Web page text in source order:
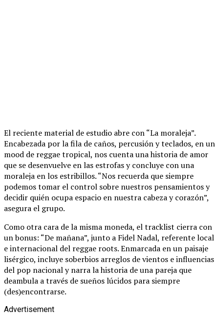
El reciente material de estudio abre con “La moraleja”.
Encabezada por la fila de caños, percusión y teclados, en un
mood de reggae tropical, nos cuenta una historia de amor
que se desenvuelve en las estrofas y concluye con una
moraleja en los estribillos. “Nos recuerda que siempre
podemos tomar el control sobre nuestros pensamientos y
decidir quién ocupa espacio en nuestra cabeza y corazón”,
asegura el grupo.
Como otra cara de la misma moneda, el tracklist cierra con
un bonus: “De mañana”, junto a Fidel Nadal, referente local
e internacional del reggae roots. Enmarcada en un paisaje
lisérgico, incluye soberbios arreglos de vientos e influencias
del pop nacional y narra la historia de una pareja que
deambula a través de sueños lúcidos para siempre
(des)encontrarse.
Advertisement